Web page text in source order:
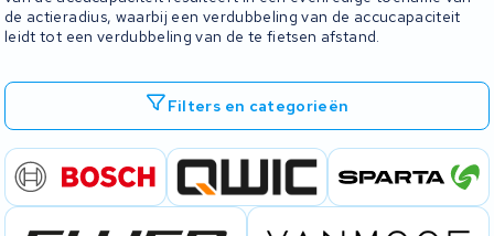
de actieradius, waarbij een verdubbeling van de accucapaciteit
leidt tot een verdubbeling van de te fietsen afstand.
Filters en categorieën